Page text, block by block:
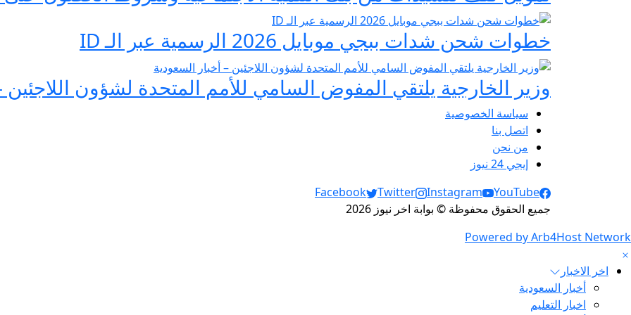
خطوات شحن شدات ببجي موبايل 2026 الرسمية عبر الـ ID
وزير الخارجية يلتقي المفوض السامي للأمم المتحدة لشؤون اللاجئين
سياسة الخصوصية
اتصل بنا
من نحن
إيجي 24 نيوز
Social Links
Facebook Twitter Instagram
YouTube
جميع الحقوق محفوظة © بوابة اخر نيوز 2026
Powered by Arb4Host Network
اخر الاخبار
أخبار السعودية
اخبار التعليم